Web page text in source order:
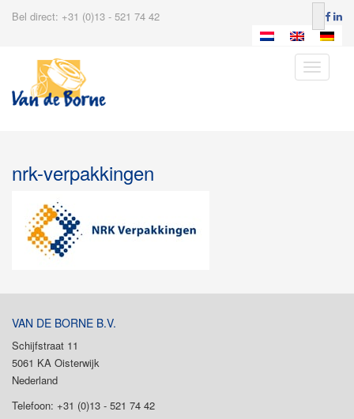
Bel direct: +31 (0)13 - 521 74 42
Toggle
nrk-verpakkingen
VAN DE BORNE B.V.
Schijfstraat 11
5061 KA Oisterwijk
Nederland
Telefoon: +31 (0)13 - 521 74 42